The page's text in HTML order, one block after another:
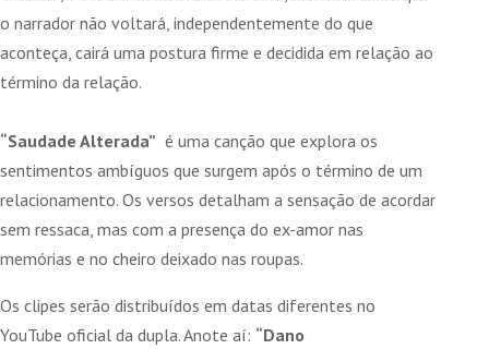
o narrador não voltará, independentemente do que
aconteça, cairá uma postura firme e decidida em relação ao
término da relação.
“Saudade Alterada” é uma canção que explora os
sentimentos ambíguos que surgem após o término de um
relacionamento. Os versos detalham a sensação de acordar
sem ressaca, mas com a presença do ex-amor nas
memórias e no cheiro deixado nas roupas.
Os clipes serão distribuídos em datas diferentes no
YouTube oficial da dupla. Anote aí: “Dano